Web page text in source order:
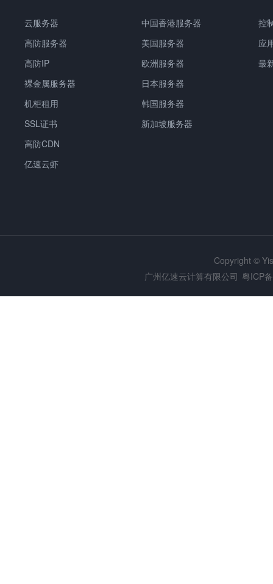
云服务器
高防服务器
高防IP
裸金属服务器
机柜租用
SSL证书
高防CDN
亿速云虾
中国香港服务器
美国服务器
欧洲服务器
日本服务器
韩国服务器
新加坡服务器
控
应
最
Copyright ©
广州亿速云计算有限公司 粤ICP